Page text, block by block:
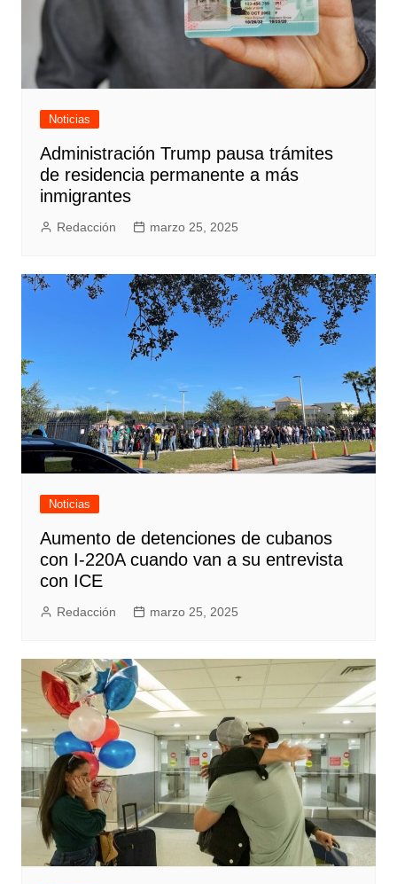
Noticias
Administración Trump pausa trámites
de residencia permanente a más
inmigrantes
Redacción marzo 25, 2025
Noticias
Aumento de detenciones de cubanos
con I-220A cuando van a su entrevista
con ICE
Redacción marzo 25, 2025